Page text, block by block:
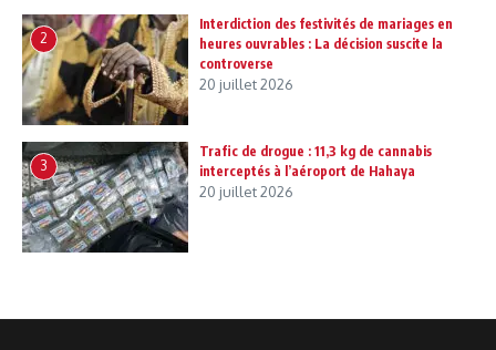
2
Interdiction des festivités de mariages en
heures ouvrables : La décision suscite la
controverse
20 juillet 2026
3
Trafic de drogue : 11,3 kg de cannabis
interceptés à l’aéroport de Hahaya
20 juillet 2026